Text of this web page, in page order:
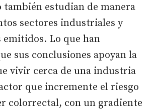
estudian de manera
sectores industriales y
Lo que han
sus conclusiones apoyan la
vivir cerca de una industria
que incremente el riesgo
colorrectal, con un gradiente